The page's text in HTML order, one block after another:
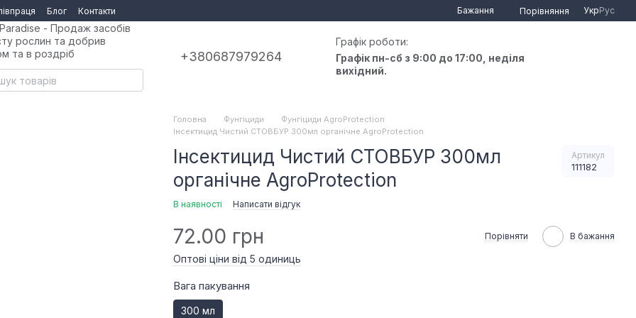
Блог Контакти Бажання Порівняння УкрРус
- Продаж засобів
рослин та добрив
та в роздріб
+380687979264
Графік роботи:
Графік пн-сб з 9:00 до 17:00, неділя
вихідний.
Головна Фунгіциди
Фунгіциди AgroProtection
Інсектицид Чистий СТОВБУР 300мл органічне AgroProtection
Інсектицид Чистий СТОВБУР 300мл
органічне AgroProtection
Артикул
111182
В наявності Написати відгук
72.00 грн Порівняти В бажання
Оптові ціни від 5 одиниць
Вага пакування
300 мл